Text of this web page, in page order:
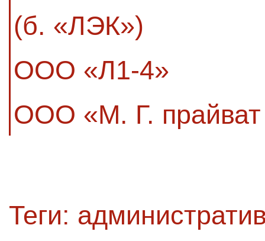
(б. «ЛЭК»)
ООО «Л1-4»
ООО «М. Г. прайват
Теги: